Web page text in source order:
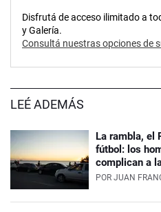
Disfrutá de acceso ilimitado a
y Galería.
Consultá nuestras opciones de
LEÉ ADEMÁS
La rambla, el
fútbol: los
complican a
POR JUAN